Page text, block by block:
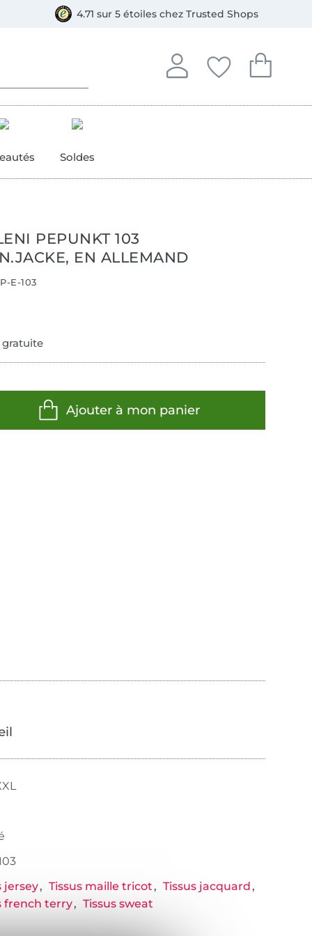
4.71 sur 5 étoiles chez Trusted Shops
Se connecter
Se connecter à votre
Mes favoris
Vous avez
Mon
Vous avez
Soldes
PEPUNKT 103
EN ALLEMAND
E-103
gratuite
Ajouter à mon panier
jersey Tissus maille tricot
Tissus jacquard
french terry
Tissus sweat
Bancontact